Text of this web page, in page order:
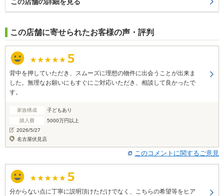
この店舗に寄せられたお客様の声・評判
背中を押していただき、スムーズに理想の物件に出会うことが出来ま
した。無理なお願いにもすぐにご対応いただき、相談して良かったで
す。
家族構成
子どもあり
購入費
5000万円以上
2026/5/27
名古屋伏見店
このコメントに関するご意見
分からない点に丁寧に説明頂けただけでなく、こちらの希望等をヒア